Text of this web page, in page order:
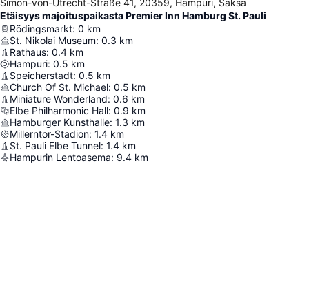
Simon-von-Utrecht-Straße 41, 20359, Hampuri, Saksa
Etäisyys majoituspaikasta Premier Inn Hamburg St. Pauli
Rödingsmarkt: 0 km
St. Nikolai Museum: 0.3 km
Rathaus: 0.4 km
Hampuri: 0.5 km
Speicherstadt: 0.5 km
Church Of St. Michael: 0.5 km
Miniature Wonderland: 0.6 km
Elbe Philharmonic Hall: 0.9 km
Hamburger Kunsthalle: 1.3 km
Millerntor-Stadion: 1.4 km
St. Pauli Elbe Tunnel: 1.4 km
Hampurin Lentoasema: 9.4 km